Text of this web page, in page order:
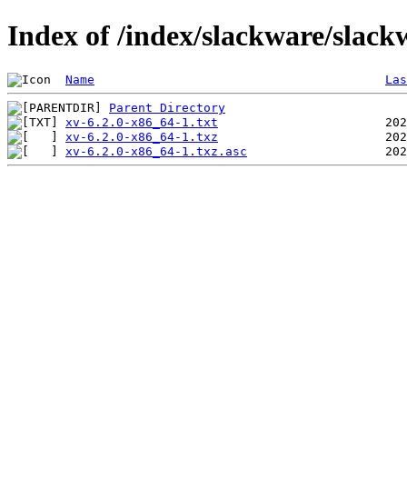
Index of /index/slackware/
Name
Parent Directory
xv-6.2.0-x86_64-1.txt
xv-6.2.0-x86_64-1.txz
xv-6.2.0-x86_64-1.txz.asc